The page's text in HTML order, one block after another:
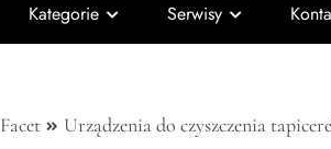
Kategorie Serwisy
Facet Urządzenia do czyszczenia